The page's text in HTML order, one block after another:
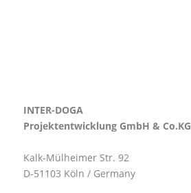
INTER-DOGA
Projektentwicklung GmbH & Co.KG
Kalk-Mülheimer Str. 92
D-51103 Köln / Germany